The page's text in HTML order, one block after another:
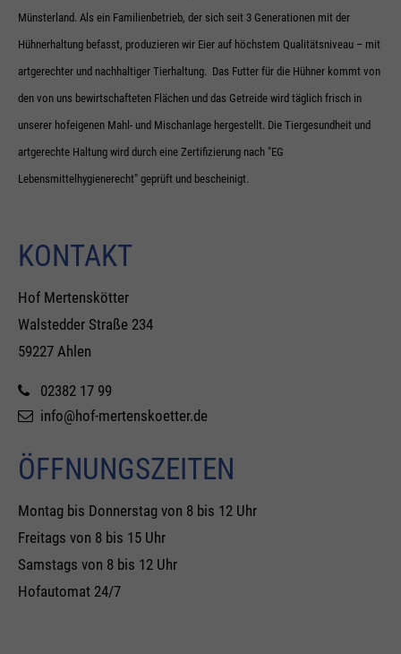
Münsterland. Als ein Familienbetrieb, der sich seit 3 Generationen mit der
Hühnerhaltung befasst, produzieren wir Eier auf höchstem Qualitätsniveau – mit
artgerechter und nachhaltiger Tierhaltung. Das Futter für die Hühner kommt von
den von uns bewirtschafteten Flächen und das Getreide wird täglich frisch in
unserer hofeigenen Mahl- und Mischanlage hergestellt. Die Tiergesundheit und
artgerechte Haltung wird durch eine Zertifizierung nach "EG
Lebensmittelhygienerecht" geprüft und bescheinigt.
KONTAKT
Hof Mertenskötter
Walstedder Straße 234
59227 Ahlen
02382 17 99
info@hof-mertenskoetter.de
ÖFFNUNGSZEITEN
Montag bis Donnerstag von 8 bis 12 Uhr
Freitags von 8 bis 15 Uhr
Samstags von 8 bis 12 Uhr
Hofautomat 24/7